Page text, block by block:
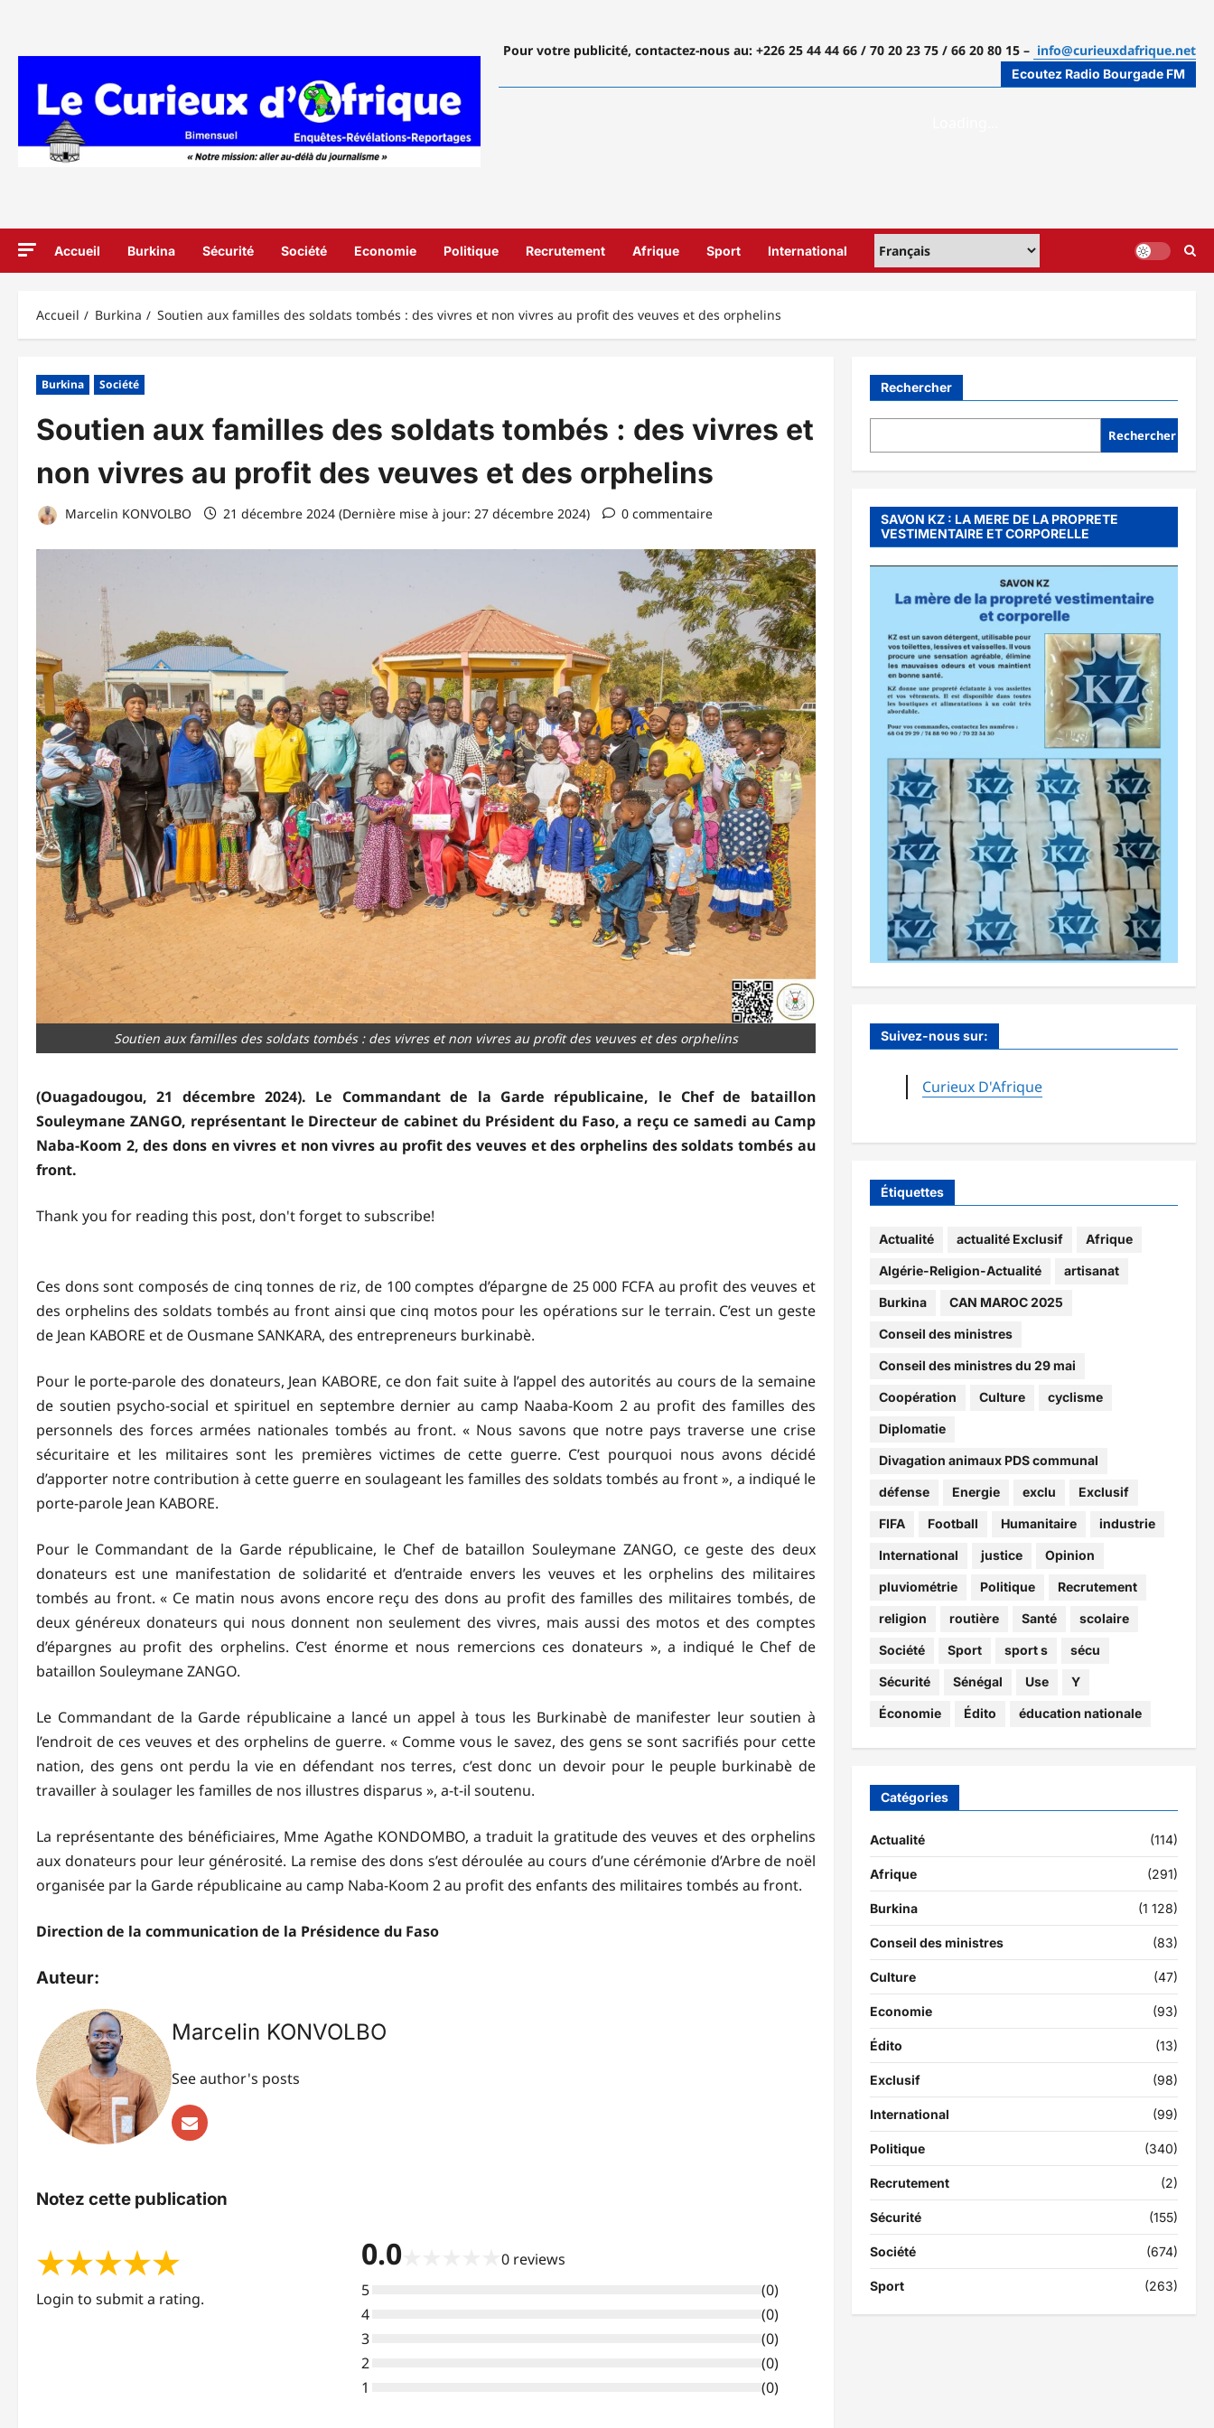
Pour votre publicité, contactez-nous au: +226 25 44 44 66 / 70 20 23 75 / 66 20 80 15 – info@curieuxdafrique.net
Ecoutez Radio Bourgade FM
Accueil Burkina Sécurité Société Economie Politique Recrutement Afrique Sport International
Accueil Burkina Soutien aux familles des soldats tombés : des vivres et non vivres au profit des veuves et des orphelins
Burkina Société
Soutien aux familles des soldats tombés : des vivres et
non vivres au profit des veuves et des orphelins
Marcelin KONVOLBO 21 décembre 2024 (Dernière mise à jour: 27 décembre 2024) 0 commentaire
Soutien aux familles des soldats tombés : des vivres et non vivres au profit des veuves et des orphelins
(Ouagadougou, 21 décembre 2024). Le Commandant de la Garde républicaine, le Chef de bataillon
Souleymane ZANGO, représentant le Directeur de cabinet du Président du Faso, a reçu ce samedi au Camp
Naba-Koom 2, des dons en vivres et non vivres au profit des veuves et des orphelins des soldats tombés au
front.
Thank you for reading this post, don't forget to subscribe!
Ces dons sont composés de cinq tonnes de riz, de 100 comptes d’épargne de 25 000 FCFA au profit des veuves et
des orphelins des soldats tombés au front ainsi que cinq motos pour les opérations sur le terrain. C’est un geste
de Jean KABORE et de Ousmane SANKARA, des entrepreneurs burkinabè.
Pour le porte-parole des donateurs, Jean KABORE, ce don fait suite à l’appel des autorités au cours de la semaine
de soutien psycho-social et spirituel en septembre dernier au camp Naaba-Koom 2 au profit des familles des
personnels des forces armées nationales tombés au front. « Nous savons que notre pays traverse une crise
sécuritaire et les militaires sont les premières victimes de cette guerre. C’est pourquoi nous avons décidé
d’apporter notre contribution à cette guerre en soulageant les familles des soldats tombés au front », a indiqué le
porte-parole Jean KABORE.
Pour le Commandant de la Garde républicaine, le Chef de bataillon Souleymane ZANGO, ce geste des deux
donateurs est une manifestation de solidarité et d’entraide envers les veuves et les orphelins des militaires
tombés au front. « Ce matin nous avons encore reçu des dons au profit des familles des militaires tombés, de
deux généreux donateurs qui nous donnent non seulement des vivres, mais aussi des motos et des comptes
d’épargnes au profit des orphelins. C’est énorme et nous remercions ces donateurs », a indiqué le Chef de
bataillon Souleymane ZANGO.
Le Commandant de la Garde républicaine a lancé un appel à tous les Burkinabè de manifester leur soutien à
l’endroit de ces veuves et des orphelins de guerre. « Comme vous le savez, des gens se sont sacrifiés pour cette
nation, des gens ont perdu la vie en défendant nos terres, c’est donc un devoir pour le peuple burkinabè de
travailler à soulager les familles de nos illustres disparus », a-t-il soutenu.
La représentante des bénéficiaires, Mme Agathe KONDOMBO, a traduit la gratitude des veuves et des orphelins
aux donateurs pour leur générosité. La remise des dons s’est déroulée au cours d’une cérémonie d’Arbre de noël
organisée par la Garde républicaine au camp Naba-Koom 2 au profit des enfants des militaires tombés au front.
Direction de la communication de la Présidence du Faso
Auteur:
Marcelin KONVOLBO
See author's posts
Notez cette publication
★★★★★
Login to submit a rating.
0.0★ 0 reviews
5
(0)
4
(0)
3
(0)
2
(0)
1
(0)
Rechercher
Rechercher
SAVON KZ : LA MERE DE LA PROPRETE
VESTIMENTAIRE ET CORPORELLE
Suivez-nous sur:
Curieux D'Afrique
Étiquettes
Actualité actualité Exclusif Afrique
Algérie-Religion-Actualité artisanat
Burkina CAN MAROC 2025
Conseil des ministres
Conseil des ministres du 29 mai
Coopération Culture cyclisme
Diplomatie
Divagation animaux PDS communal
défense Energie exclu Exclusif
FIFA Football Humanitaire industrie
International justice Opinion
pluviométrie Politique Recrutement
religion routière Santé scolaire
Société Sport sport s sécu
Sécurité Sénégal Use Y
Économie Édito éducation nationale
Catégories
Actualité (114)
Afrique (291)
Burkina (1 128)
Conseil des ministres (83)
Culture (47)
Economie (93)
Édito (13)
Exclusif (98)
International (99)
Politique (340)
Recrutement (2)
Sécurité (155)
Société (674)
Sport (263)